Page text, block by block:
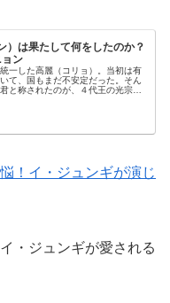
）は果たして何をしたのか？
ョン
一した高麗（コリョ）。当初は有
て、国もまだ不安定だった。そん
と称されたのが、４代王の光宗
！イ・ジュンギが演じ
・ジュンギが愛される